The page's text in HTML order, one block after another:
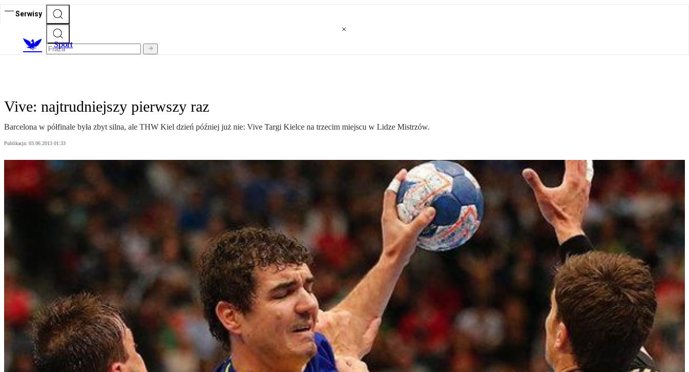
Serwisy
Sport
Vive: najtrudniejszy pierwszy raz
Barcelona w półfinale była zbyt silna, ale THW Kiel dzień później już nie: Vive Targi Kielce na trzecim miejscu w Lidze Mistrzów.
Publikacja: 03.06.2013 01:33